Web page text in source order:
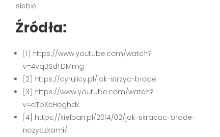
siebie.
Źródła:
[1] https://www.youtube.com/watch?
v=4vqBSdFDMmg
[2] https://cyrulicy.pl/jak-strzyc-brode
[3] https://www.youtube.com/watch?
v=dTpXcHoghdk
[4] https://kielban.pl/2014/02/jak-skracac-brode-
nozyczkami/